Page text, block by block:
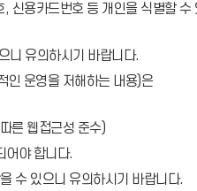
용카드번호 등 개인을 식별할 수
니 유의하시기 바랍니다.
인 운영을 저해하는 내용)은
른 웹접근성 준수)
어야 합니다.
수 있으니 유의하시기 바랍니다.